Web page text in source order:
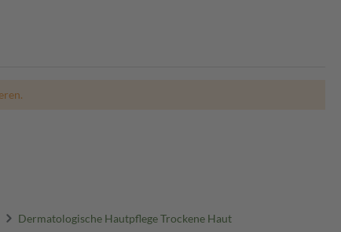
Dermatologische Hautpflege Trockene Haut